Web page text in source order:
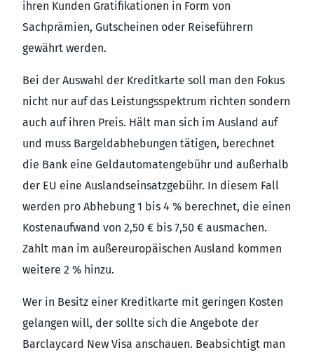
ihren Kunden Gratifikationen in Form von
Sachprämien, Gutscheinen oder Reiseführern
gewährt werden.
Bei der Auswahl der Kreditkarte soll man den Fokus
nicht nur auf das Leistungsspektrum richten sondern
auch auf ihren Preis. Hält man sich im Ausland auf
und muss Bargeldabhebungen tätigen, berechnet
die Bank eine Geldautomatengebühr und außerhalb
der EU eine Auslandseinsatzgebühr. In diesem Fall
werden pro Abhebung 1 bis 4 % berechnet, die einen
Kostenaufwand von 2,50 € bis 7,50 € ausmachen.
Zahlt man im außereuropäischen Ausland kommen
weitere 2 % hinzu.
Wer in Besitz einer Kreditkarte mit geringen Kosten
gelangen will, der sollte sich die Angebote der
Barclaycard New Visa anschauen. Beabsichtigt man